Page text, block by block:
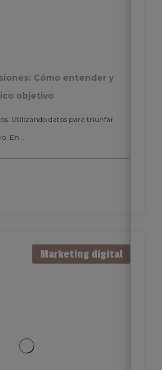
Cómo entender y
objetivo
Utilizando datos para triunfar
En...
Marketing digital